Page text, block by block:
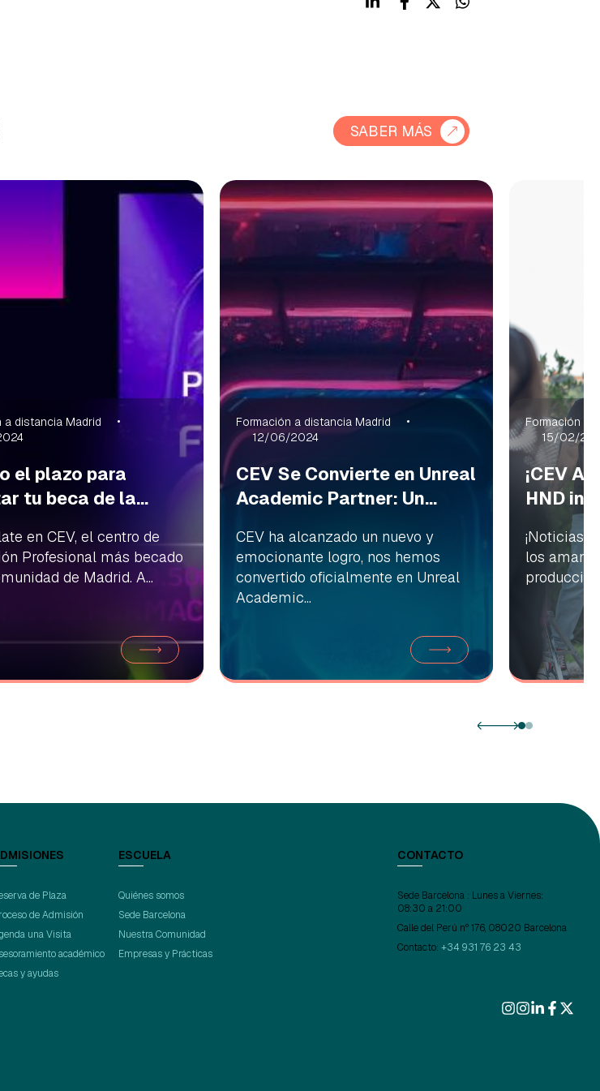
SABER MÁS
a distancia Madrid
el plazo para
tu beca de la...
en CEV, el centro de
Profesional más becado
de Madrid. A...
Formación a distancia Madrid
12/06/2024
CEV Se Convierte en Unreal
Academic Partner: Un...
CEV ha alcanzado un nuevo y
emocionante logro, nos hemos
convertido oficialmente en Unreal
Academic...
Formación a
15/02/
¡CEV
HND in
¡Noticias
los
de Plaza
de Admisión
una Visita
académico
y ayudas
ESCUELA
Quiénes somos
Sede Barcelona
Nuestra Comunidad
Empresas y Prácticas
CONTACTO
Sede Barcelona : Lunes a Viernes:
08:30 a 21:00
Calle del Perú nº 176, 08020 Barcelona
Contacto:+34 931 76 23 43